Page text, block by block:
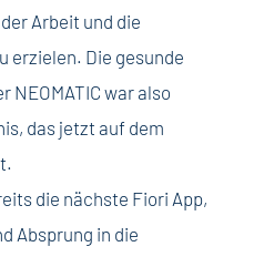
Arbeit und die
erzielen. Die gesunde
NEOMATIC war also
das jetzt auf dem
die nächste Fiori App,
Absprung in die